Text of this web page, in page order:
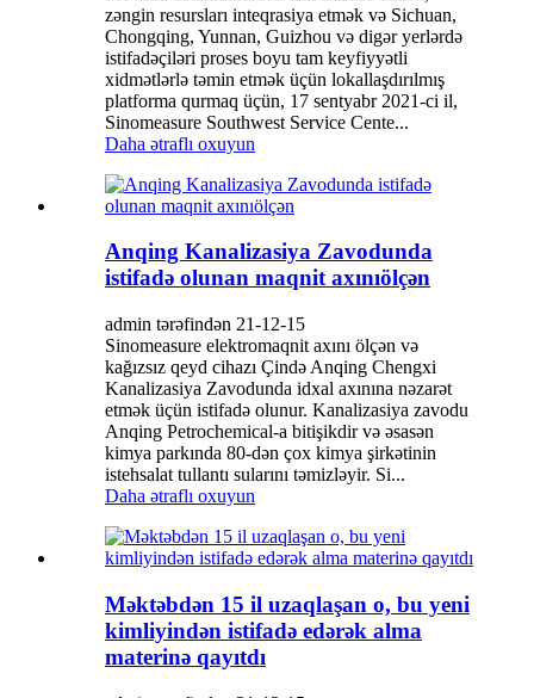
zəngin resursları inteqrasiya etmək və Sichuan,
Chongqing, Yunnan, Guizhou və digər yerlərdə
istifadəçiləri proses boyu tam keyfiyyətli
xidmətlərlə təmin etmək üçün lokallaşdırılmış
platforma qurmaq üçün, 17 sentyabr 2021-ci il,
Sinomeasure Southwest Service Cente...
Daha ətraflı oxuyun
Anqing Kanalizasiya Zavodunda
istifadə olunan maqnit axınıölçən
admin tərəfindən 21-12-15
Sinomeasure elektromaqnit axını ölçən və
kağızsız qeyd cihazı Çində Anqing Chengxi
Kanalizasiya Zavodunda idxal axınına nəzarət
etmək üçün istifadə olunur. Kanalizasiya zavodu
Anqing Petrochemical-a bitişikdir və əsasən
kimya parkında 80-dən çox kimya şirkətinin
istehsalat tullantı sularını təmizləyir. Si...
Daha ətraflı oxuyun
Məktəbdən 15 il uzaqlaşan o, bu yeni
kimliyindən istifadə edərək alma
materinə qayıtdı